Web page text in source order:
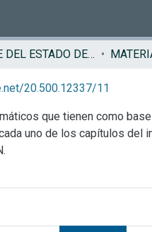
INFORME DEL ESTADO DE LA NACION
20.500.12337/11
que tienen como
uno de los capítulos del